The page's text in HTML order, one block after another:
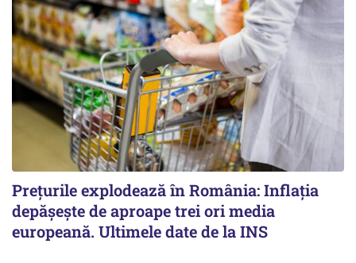
Prețurile explodează în România: Inflația
depășește de aproape trei ori media
europeană. Ultimele date de la INS